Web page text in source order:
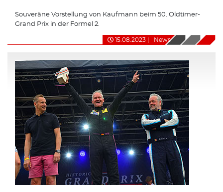
Souveräne Vorstellung von Kaufmann beim 50. Oldtimer-
Grand Prix in der Formel 2.
15.08.2023 News